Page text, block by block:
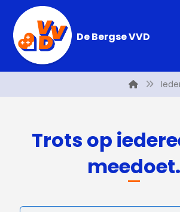
De Bergse VVD
Trots op
meedoet.